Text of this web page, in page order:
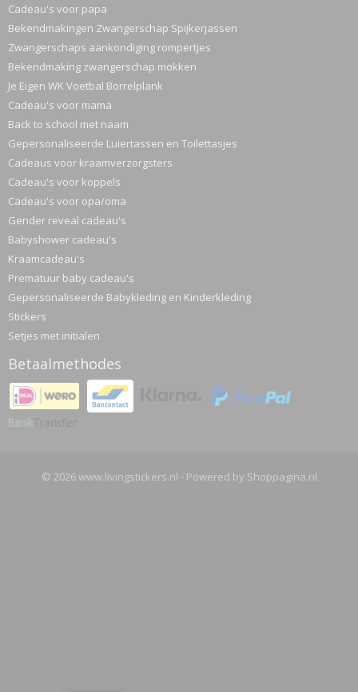
Cadeau's voor papa
Bekendmakingen Zwangerschap Spijkerjassen
Zwangerschaps aankondiging rompertjes
Bekendmaking zwangerschap mokken
Je Eigen WK Voetbal Borrelplank
Cadeau's voor mama
Back to school met naam
Gepersonaliseerde Luiertassen en Toilettasjes
Cadeaus voor kraamverzorgsters
Cadeau's voor koppels
Cadeau's voor opa/oma
Gender reveal cadeau's
Babyshower cadeau's
Kraamcadeau's
Prematuur baby cadeau's
Gepersonaliseerde Babykleding en Kinderkleding
Stickers
Setjes met initialen
Betaalmethodes
© 2026 www.livingstickers.nl - Powered by Shoppagina.nl